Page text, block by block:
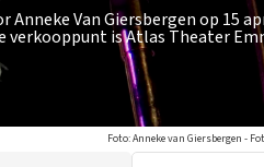
Anneke Van Giersbergen op 15
verkooppunt is Atlas Theater
Foto: Anneke van Giersbergen -